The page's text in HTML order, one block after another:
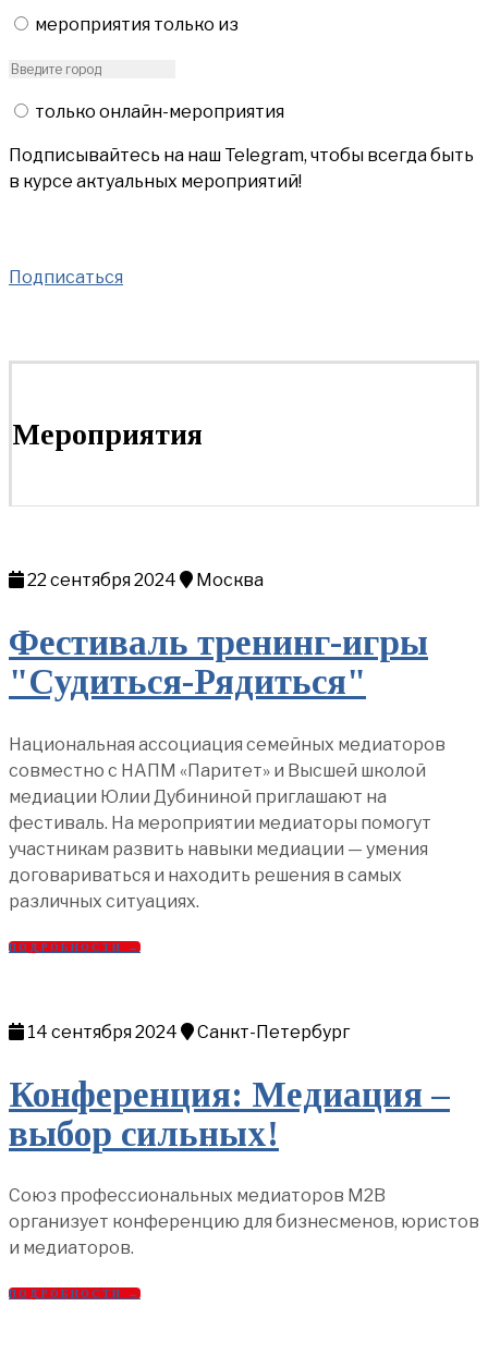
мероприятия только из
только онлайн-мероприятия
Подписывайтесь на наш Telegram, чтобы всегда быть
в курсе актуальных мероприятий!
Подписаться
Мероприятия
22 сентября 2024 Москва
Фестиваль тренинг-игры
"Судиться-Рядиться"
Национальная ассоциация семейных медиаторов
совместно с НАПМ «Паритет» и Высшей школой
медиации Юлии Дубининой приглашают на
фестиваль. На мероприятии медиаторы помогут
участникам развить навыки медиации — умения
договариваться и находить решения в самых
различных ситуациях.
ПОДРОБНОСТИ →
14 сентября 2024 Санкт-Петербург
Конференция: Медиация –
выбор сильных!
Союз профессиональных медиаторов М2В
организует конференцию для бизнесменов, юристов
и медиаторов.
ПОДРОБНОСТИ →